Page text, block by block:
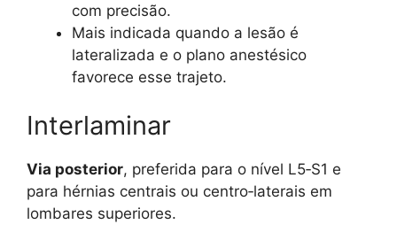
com precisão.
Mais indicada quando a lesão é
lateralizada e o plano anestésico
favorece esse trajeto.
Interlaminar
Via posterior, preferida para o nível L5‑S1 e
para hérnias centrais ou centro‑laterais em
lombares superiores.